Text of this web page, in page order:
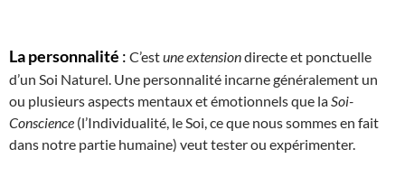
La personnalité : C’estune extensiondirecte et ponctuelle
d’un Soi Naturel. Une personnalité incarne généralement un
ou plusieurs aspects mentaux et émotionnels que la Soi-
Conscience (l’Individualité, le Soi, ce que nous sommes en fait
dans notre partie humaine) veut tester ou expérimenter.